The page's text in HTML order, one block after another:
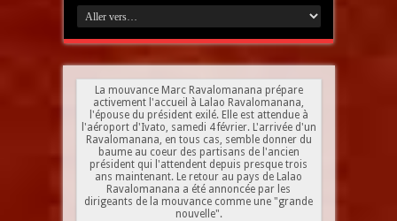
La mouvance Marc Ravalomanana prépare
activement l'accueil à Lalao Ravalomanana,
l'épouse du président exilé. Elle est attendue à
l'aéroport d'Ivato, samedi 4 février. L'arrivée d'un
Ravalomanana, en tous cas, semble donner du
baume au coeur des partisans de l'ancien
président qui l'attendent depuis presque trois
ans maintenant. Le retour au pays de Lalao
Ravalomanana a été annoncée par les
dirigeants de la mouvance comme une "grande
nouvelle".